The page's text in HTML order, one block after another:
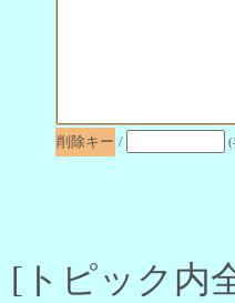
削除キー / (
[トピック内